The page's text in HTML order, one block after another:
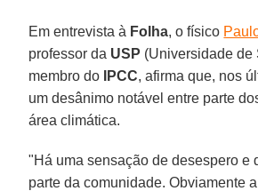
Em entrevista à Folha, o físico
professor da USP (Universidade de
membro do
IPCC, afirma que, nos
um desânimo notável entre parte
área climática.
"Há uma sensação de desespero e
parte da comunidade. Obviamente